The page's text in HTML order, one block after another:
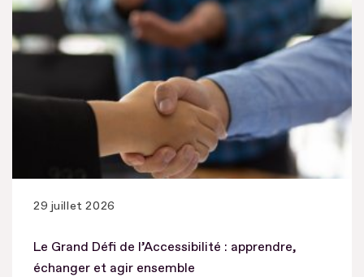
29 juillet 2026
Le Grand Défi de l’Accessibilité : apprendre,
échanger et agir ensemble